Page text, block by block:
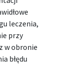
leczenia,
przy
w obronie
błędu